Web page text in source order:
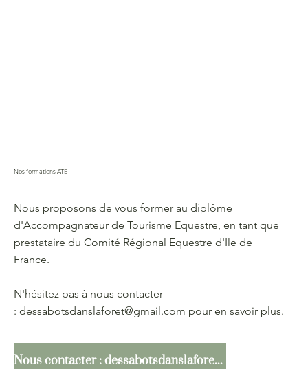
Nos formations ATE
Nous proposons de vous former au diplôme
d'Accompagnateur de Tourisme Equestre, en tant que
prestataire du Comité Régional Equestre d'Ile de
France.
N'hésitez pas à nous contacter
: dessabotsdanslaforet@gmail.com pour en savoir plus.
Nous contacter : dessabotsdanslaforet@gmail.com